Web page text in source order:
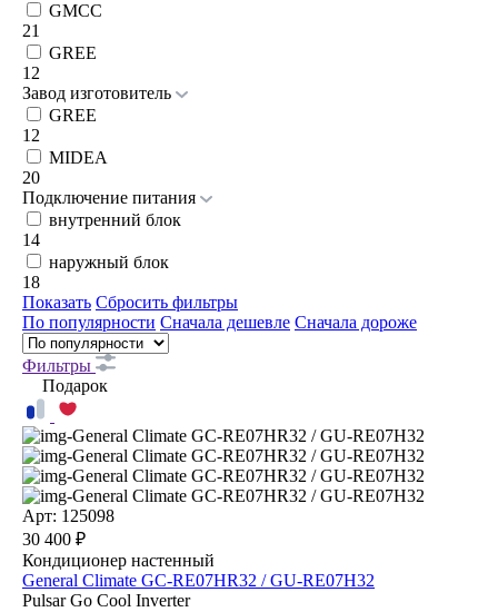
GMCC
21
GREE
12
Завод изготовитель
GREE
12
MIDEA
20
Подключение питания
внутренний блок
14
наружный блок
18
Показать Сбросить фильтры
По популярности Сначала дешевле Сначала дороже
Фильтры
Подарок
Арт: 125098
30 400 ₽
Кондиционер настенный
General Climate GC-RE07HR32 / GU-RE07H32
Pulsar Go Cool Inverter